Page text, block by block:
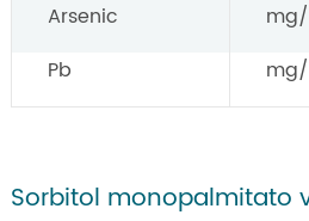
Arsenic
Pb
Sorbitol monopalmitato